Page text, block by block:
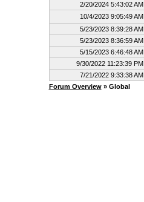
2/20/2024 5:43:02 AM
10/4/2023 9:05:49 AM
5/23/2023 8:39:28 AM
5/23/2023 8:36:59 AM
5/15/2023 6:46:48 AM
9/30/2022 11:23:39 PM
7/21/2022 9:33:38 AM
Forum Overview» Global